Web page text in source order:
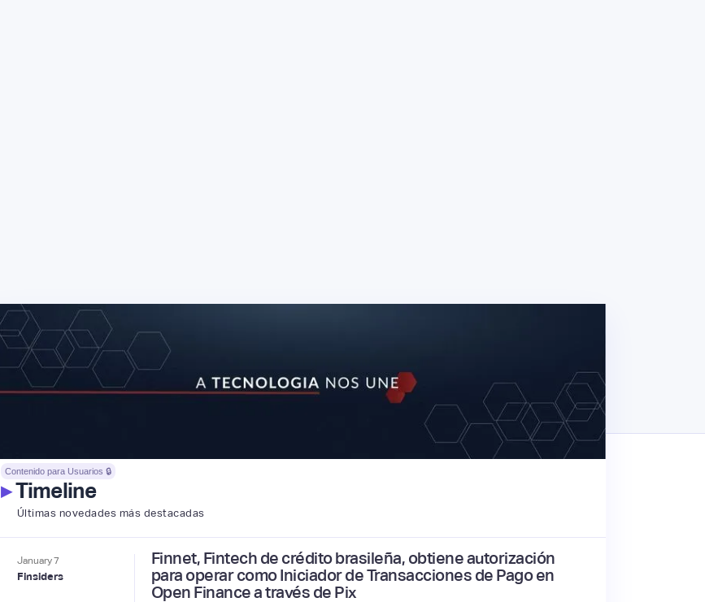
Contenido para Usuarios 🔒
▸Timeline
Últimas novedades más destacadas
January7
Finsiders
Finnet, Fintech de crédito brasileña, obtiene autorización
para operar como Iniciador de Transacciones de Pago en
Open Finance a través de Pix